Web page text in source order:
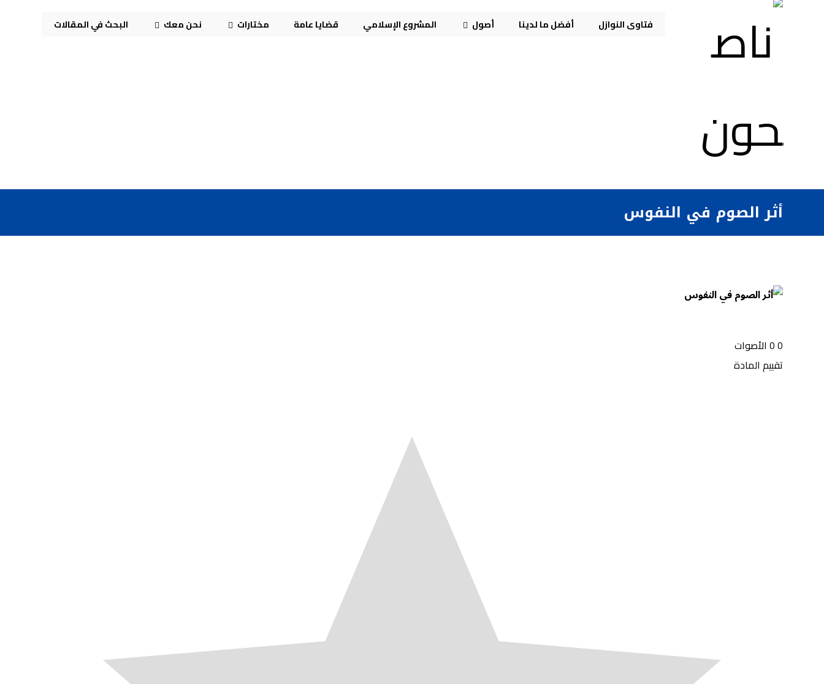
فتاوى النوازل أفضل ما لدينا أصول المشروع الإسلامي قضايا عامة مختارات نحن معك البحث في المقالات
أثر الصوم في النفوس
0
0 الأصوات
تقييم المادة